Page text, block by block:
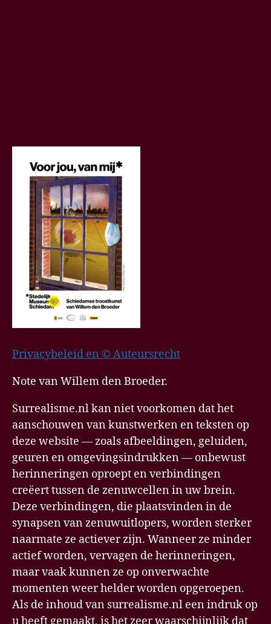
Privacybeleid en © Auteursrecht
Note van Willem den Broeder.
Surrealisme.nl kan niet voorkomen dat het
aanschouwen van kunstwerken en teksten op
deze website — zoals afbeeldingen, geluiden,
geuren en omgevingsindrukken — onbewust
herinneringen oproept en verbindingen
creëert tussen de zenuwcellen in uw brein.
Deze verbindingen, die plaatsvinden in de
synapsen van zenuwuitlopers, worden sterker
naarmate ze actiever zijn. Wanneer ze minder
actief worden, vervagen de herinneringen,
maar vaak kunnen ze op onverwachte
momenten weer helder worden opgeroepen.
Als de inhoud van surrealisme.nl een indruk op
u heeft gemaakt, is het zeer waarschijnlijk dat